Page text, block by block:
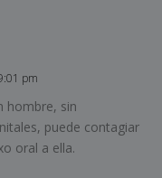
pm
hombre, sin
puede contagiar
oral a ella.